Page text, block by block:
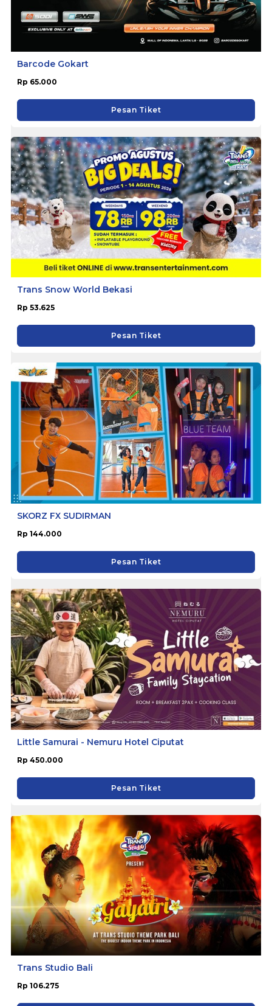
Barcode Gokart
Rp 65.000
Pesan Tiket
Trans Snow World Bekasi
Rp 53.625
Pesan Tiket
SKORZ FX SUDIRMAN
Rp 144.000
Pesan Tiket
Little Samurai - Nemuru Hotel Ciputat
Rp 450.000
Pesan Tiket
Trans Studio Bali
Rp 106.275